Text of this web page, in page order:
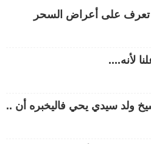
على أعراض السحر
لأنه....
ولد سيدي يحي فاليخبره أن ..